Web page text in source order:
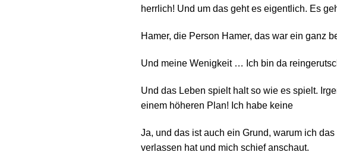
herrlich! Und um das geht es eigentlich. Es
Hamer, die Person Hamer, das war ein ganz
Und meine Wenigkeit … Ich bin da
Und das Leben spielt halt so wie es spielt.
einem höheren Plan! Ich habe keine
Ja, und das ist auch ein Grund, warum ich
verlassen hat und mich schief anschaut.